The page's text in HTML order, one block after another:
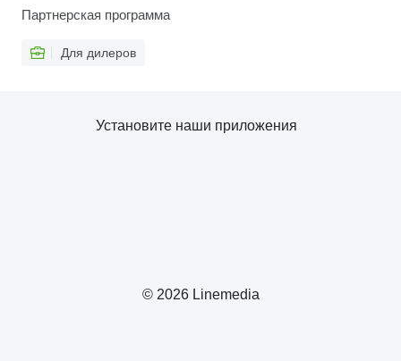
Партнерская программа
Для дилеров
© 2026 Linemedia
Установите наши приложения